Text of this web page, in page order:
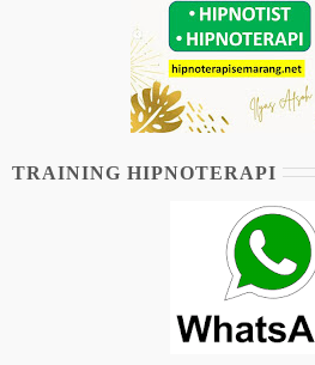
TRAINING HIPNOTERAPI